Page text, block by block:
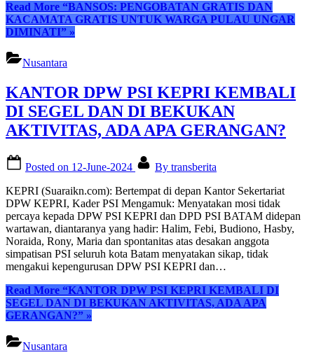
Read More “BANSOS: PENGOBATAN GRATIS DAN
KACAMATA GRATIS UNTUK WARGA PULAU UNGAR
DIMINATI” »
Nusantara
KANTOR DPW PSI KEPRI KEMBALI
DI SEGEL DAN DI BEKUKAN
AKTIVITAS, ADA APA GERANGAN?
Posted on 12-June-2024 By transberita
KEPRI (Suaraikn.com): Bertempat di depan Kantor Sekertariat
DPW KEPRI, Kader PSI Mengamuk: Menyatakan mosi tidak
percaya kepada DPW PSI KEPRI dan DPD PSI BATAM didepan
wartawan, diantaranya yang hadir: Halim, Febi, Budiono, Hasby,
Noraida, Rony, Maria dan spontanitas atas desakan anggota
simpatisan PSI seluruh kota Batam menyatakan sikap, tidak
mengakui kepengurusan DPW PSI KEPRI dan…
Read More “KANTOR DPW PSI KEPRI KEMBALI DI
SEGEL DAN DI BEKUKAN AKTIVITAS, ADA APA
GERANGAN?” »
Nusantara